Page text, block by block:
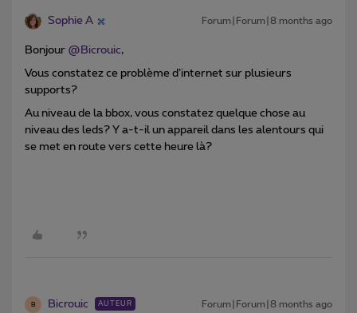
Sophie A Forum|Forum|8 months ago
Bonjour ​ @Bicrouic,
Vous constatez ce problème d’internet sur plusieurs
supports?
Au niveau de la bbox, vous constatez quelque chose au
niveau des leds? Y a-t-il un appareil dans les alentours qui
se met en route vers cette heure là?
B Bicrouic AUTEUR Forum|Forum|8 months ago